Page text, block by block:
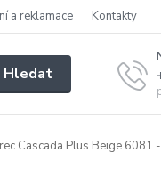
a reklamace Kontakty
Hledat
Cascada Plus Beige 6081